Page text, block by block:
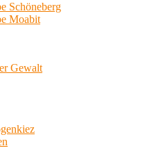
Schöneberg
Moabit
Gewalt